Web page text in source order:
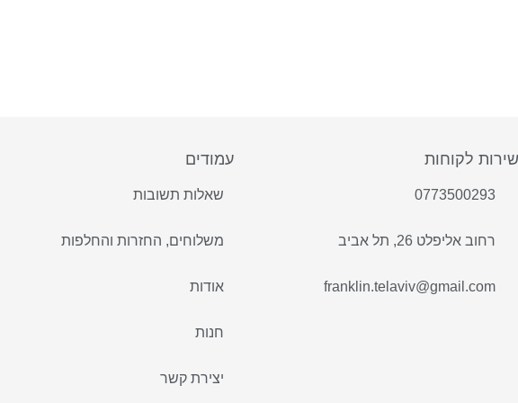
שירות לקוחות
0773500293
רחוב אליפלט 26, תל אביב
franklin.telaviv@gmail.com
עמודים
שאלות תשובות
משלוחים, החזרות והחלפות
אודות
חנות
יצירת קשר